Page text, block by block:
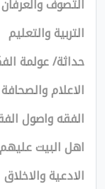
والعرفان
والتعليم
الفكر المعاصر
والصحافة
الفقه
عليهم السلام
والاخلاق